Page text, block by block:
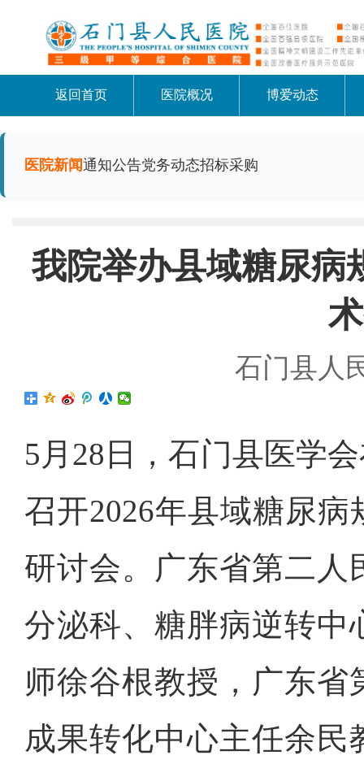
返回首页 医院概况 博爱动态
医院新闻通知公告党务动态招标采购
我院举办县域糖尿病
石门县人
5月28日，石门县医学
召开2026年县域糖尿
研讨会。广东省第二人
分泌科、糖胖病逆转中
师徐谷根教授，广东
成果转化中心主任余